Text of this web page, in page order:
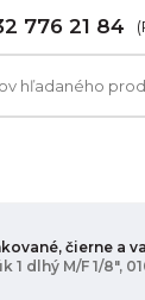
776 21 84
čierne a
1 dlhý M/F 1/8",